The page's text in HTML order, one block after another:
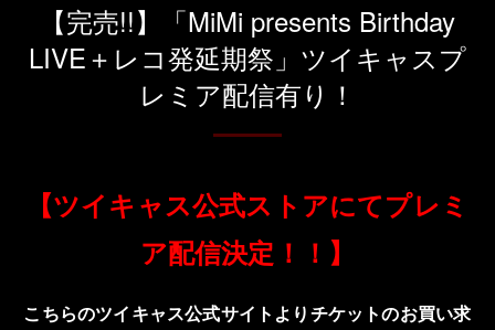
【完売!!】「MiMi presents Birthday
LIVE＋レコ発延期祭」ツイキャスプ
レミア配信有り！
【ツイキャス公式ストアにてプレミ
ア配信決定！！】
こちらのツイキャス公式サイトよりチケットのお買い求